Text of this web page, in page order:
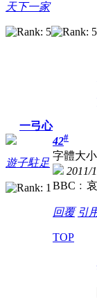
天下一家
一弓心
遊子駐足
42#
字體大
2011/
BBC﹕
回覆 引
TOP